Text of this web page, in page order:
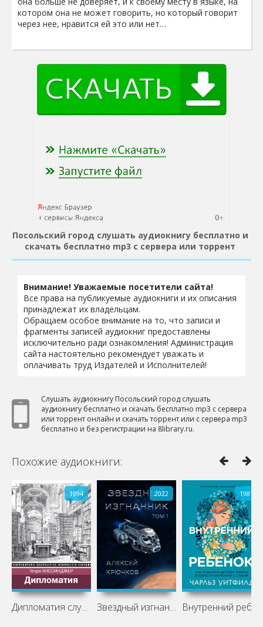
котором она не может говорить, но который говорит
через нее, нравится ей это или нет…
Посольский город слушать аудиокнигу бесплатно и
скачать бесплатно mp3 с сервера или торрент
Внимание! Уважаемые посетители сайта!
Все права на публикуемые аудиокниги и их описания
принадлежат их владельцам.
Обращаем особое внимание на то, что записи и
фрагменты записей аудиокниг предоставлены
исключительно ради ознакомления! Администрация
сайта настоятельно рекомендует уважать и
оплачивать труд Издателей и Исполнителей!
Слушать аудиокнигу Посольский город слушать
аудиокнигу бесплатно и скачать бесплатно mp3 с сервера
или торрент онлайн и скачать торрент или с сервера mp3
бесплатно и без регистрации на 8library.ru.
Похожие аудиокниги:
1994
Дипломатия слушать аудиокнигу бесплатно
2022
Звездный изгнанник. Том 1 слушать
1987